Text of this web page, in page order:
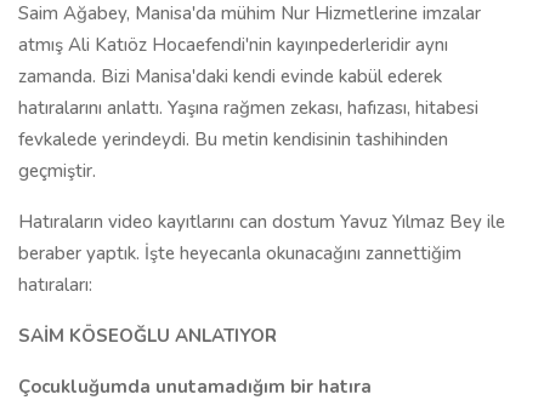
Saim Ağabey, Manisa'da mühim Nur Hizmetlerine imzalar
atmış Ali Katıöz Hocaefendi'nin kayınpederleridir aynı
zamanda. Bizi Manisa'daki kendi evinde kabül ederek
hatıralarını anlattı. Yaşına rağmen zekası, hafızası, hitabesi
fevkalede yerindeydi. Bu metin kendisinin tashihinden
geçmiştir.
Hatıraların video kayıtlarını can dostum Yavuz Yılmaz Bey ile
beraber yaptık. İşte heyecanla okunacağını zannettiğim
hatıraları:
SAİM KÖSEOĞLU ANLATIYOR
Çocukluğumda unutamadığım bir hatıra